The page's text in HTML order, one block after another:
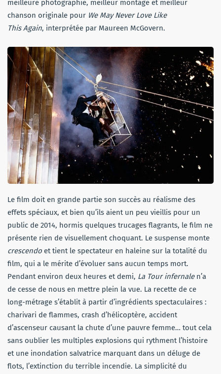
meilleure photographie, meilleur montage et meilleur
chanson originale pour We May Never Love Like
This Again, interprétée par Maureen McGovern.
Le film doit en grande partie son succès au réalisme des
effets spéciaux, et bien qu’ils aient un peu vieillis pour un
public de 2014, hormis quelques trucages flagrants, le film ne
présente rien de visuellement choquant. Le suspense monte
crescendo et tient le spectateur en haleine sur la totalité du
film, qui a le mérite d’évoluer sans aucun temps mort.
Pendant environ deux heures et demi, La Tour infernalen’a
de cesse de nous en mettre plein la vue. La recette de ce
long-métrage s’établit à partir d’ingrédients spectaculaires :
charivari de flammes, crash d’hélicoptère, accident
d’ascenseur causant la chute d’une pauvre femme… tout cela
sans oublier les multiples explosions qui rythment l’histoire
et une inondation salvatrice marquant dans un déluge de
flots, l’extinction du terrible incendie. La simplicité du